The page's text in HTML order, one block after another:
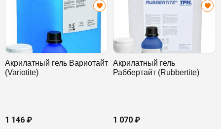
Акрилатный гель Вариотайт
(Variotite)
1 146 ₽
Акрилатный гель
Раббертайт (Rubbertite)
1 070 ₽